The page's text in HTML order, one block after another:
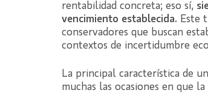
rentabilidad concreta; eso sí,
vencimiento establecida. Este
conservadores que buscan
contextos de incertidumbre
La principal característica de
muchas las ocasiones en que